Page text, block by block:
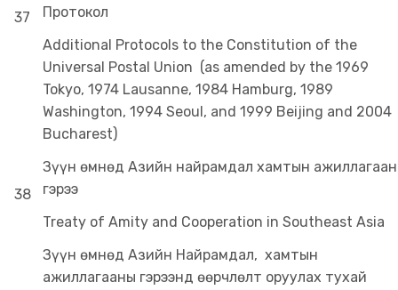
37
Протокол
Additional Protocols to the Constitution of the
Universal Postal Union (as amended by the 1969
Tokyo, 1974 Lausanne, 1984 Hamburg, 1989
Washington, 1994 Seoul, and 1999 Beijing and 2004
Bucharest)
38
Зүүн өмнөд Азийн найрамдал хамтын
гэрээ
Treaty of Amity and Cooperation in Southeast Asia
Зүүн өмнөд Азийн Найрамдал, хамтын
ажиллагааны гэрээнд өөрчлөлт оруулах тухай